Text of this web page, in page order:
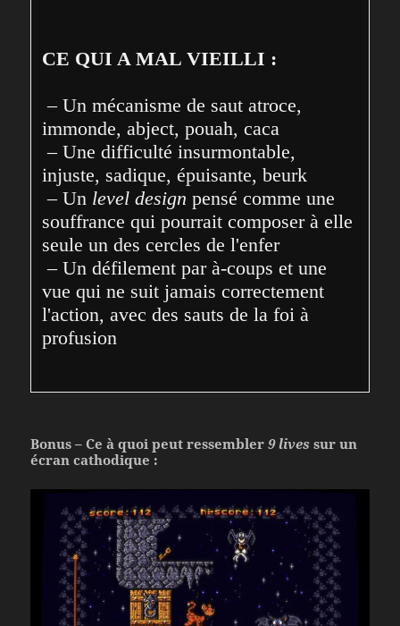
CE QUI A MAL VIEILLI :
– Un mécanisme de saut atroce,
immonde, abject, pouah, caca
– Une difficulté insurmontable,
injuste, sadique, épuisante, beurk
– Un level design pensé comme une
souffrance qui pourrait composer à elle
seule un des cercles de l'enfer
– Un défilement par à-coups et une
vue qui ne suit jamais correctement
l'action, avec des sauts de la foi à
profusion
Bonus – Ce à quoi peut ressembler9 lives sur un
écran cathodique :